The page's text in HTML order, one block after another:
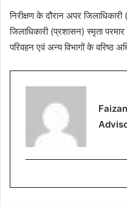
निरीक्षण के दौरान अपर
जिलाधिकारी (प्रशासन) स्मृता
परिवहन एवं अन्य विभागों के वरिष्ठ